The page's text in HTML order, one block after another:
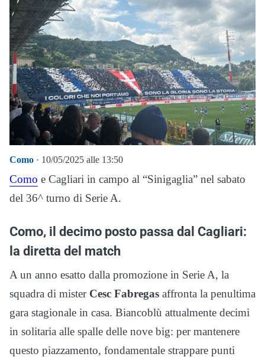
Como · 10/05/2025 alle 13:50
Como e Cagliari in campo al “Sinigaglia” nel sabato
del 36^ turno di Serie A.
Como, il decimo posto passa dal Cagliari:
la diretta del match
A un anno esatto dalla promozione in Serie A, la
squadra di mister Cesc Fabregas affronta la penultima
gara stagionale in casa. Biancoblù attualmente decimi
in solitaria alle spalle delle nove big: per mantenere
questo piazzamento, fondamentale strappare punti